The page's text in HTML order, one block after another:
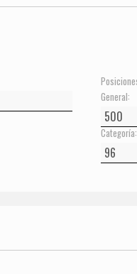
General:
Categoría: